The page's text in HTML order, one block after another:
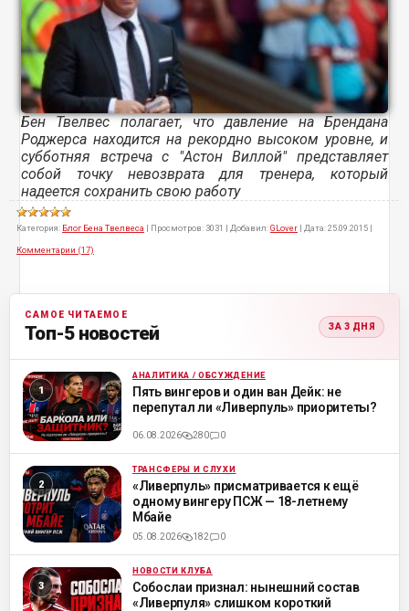
Бен Твелвес полагает, что давление на Брендана
Роджерса находится на рекордно высоком уровне, и
субботняя встреча с "Астон Виллой" представляет
собой точку невозврата для тренера, который
надеется сохранить свою работу
Категория: Блог Бена Твелвеса | Просмотров: 3031 | Добавил:GLover | Дата:25.09.2015 |
Комментарии (17)
САМОЕ ЧИТАЕМОЕ
Топ-5 новостей ЗА 3 ДНЯ
ML АНАЛИТИКА / ОБСУЖДЕНИЕ
Пять вингеров и один ван Дейк: не
перепутал ли «Ливерпуль» приоритеты?
06.08.2026 280 0
ML ТРАНСФЕРЫ И СЛУХИ
«Ливерпуль» присматривается к ещё
одному вингеру ПСЖ — 18-летнему
Мбайе
05.08.2026 182 0
ML НОВОСТИ КЛУБА
Собослаи признал: нынешний состав
«Ливерпуля» слишком короткий